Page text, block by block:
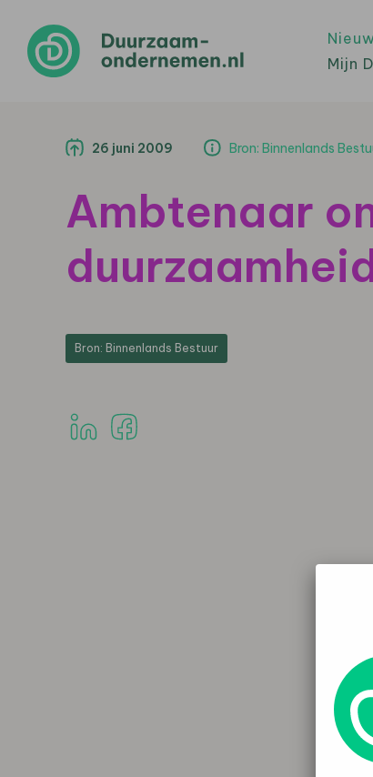
Mijn
26 juni 2009 Bron: Binnenlands
Ambtenaar
Bron: Binnenlands Bestuur